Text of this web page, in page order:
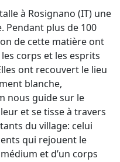
à Rosignano (IT) une
Pendant plus de 100
de cette matière ont
corps et les esprits
ont recouvert le lieu
blanche,
nous guide sur le
et se tisse à travers
du village: celui
qui rejouent le
médium et d’un corps